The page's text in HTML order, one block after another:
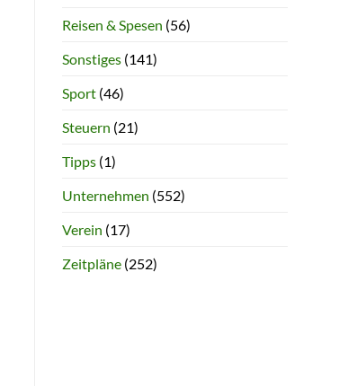
Reisen & Spesen (56)
Sonstiges(141)
Sport(46)
Steuern (21)
Tipps(1)
Unternehmen (552)
Verein (17)
Zeitpläne(252)